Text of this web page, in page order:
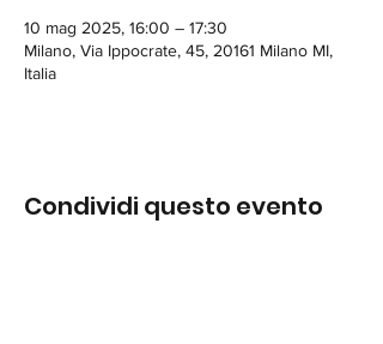
10 mag 2025, 16:00 – 17:30
Milano, Via Ippocrate, 45, 20161 Milano MI,
Italia
Condividi questo evento